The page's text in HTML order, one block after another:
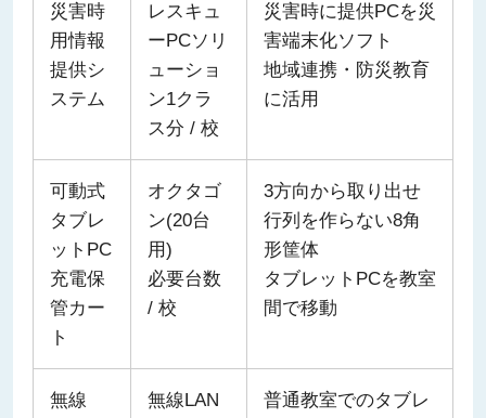
災害時
用情報
提供シ
ステム
レスキュ
ーPCソリ
ューショ
ン1クラ
ス分 / 校
災害時に提供PCを災
害端末化ソフト
地域連携・防災教育
に活用
可動式
タブレ
ットPC
充電保
管カー
ト
オクタゴ
ン(20台
用)
必要台数
/ 校
3方向から取り出せ
行列を作らない8角
形筐体
タブレットPCを教室
間で移動
無線
無線LAN
普通教室でのタブレ